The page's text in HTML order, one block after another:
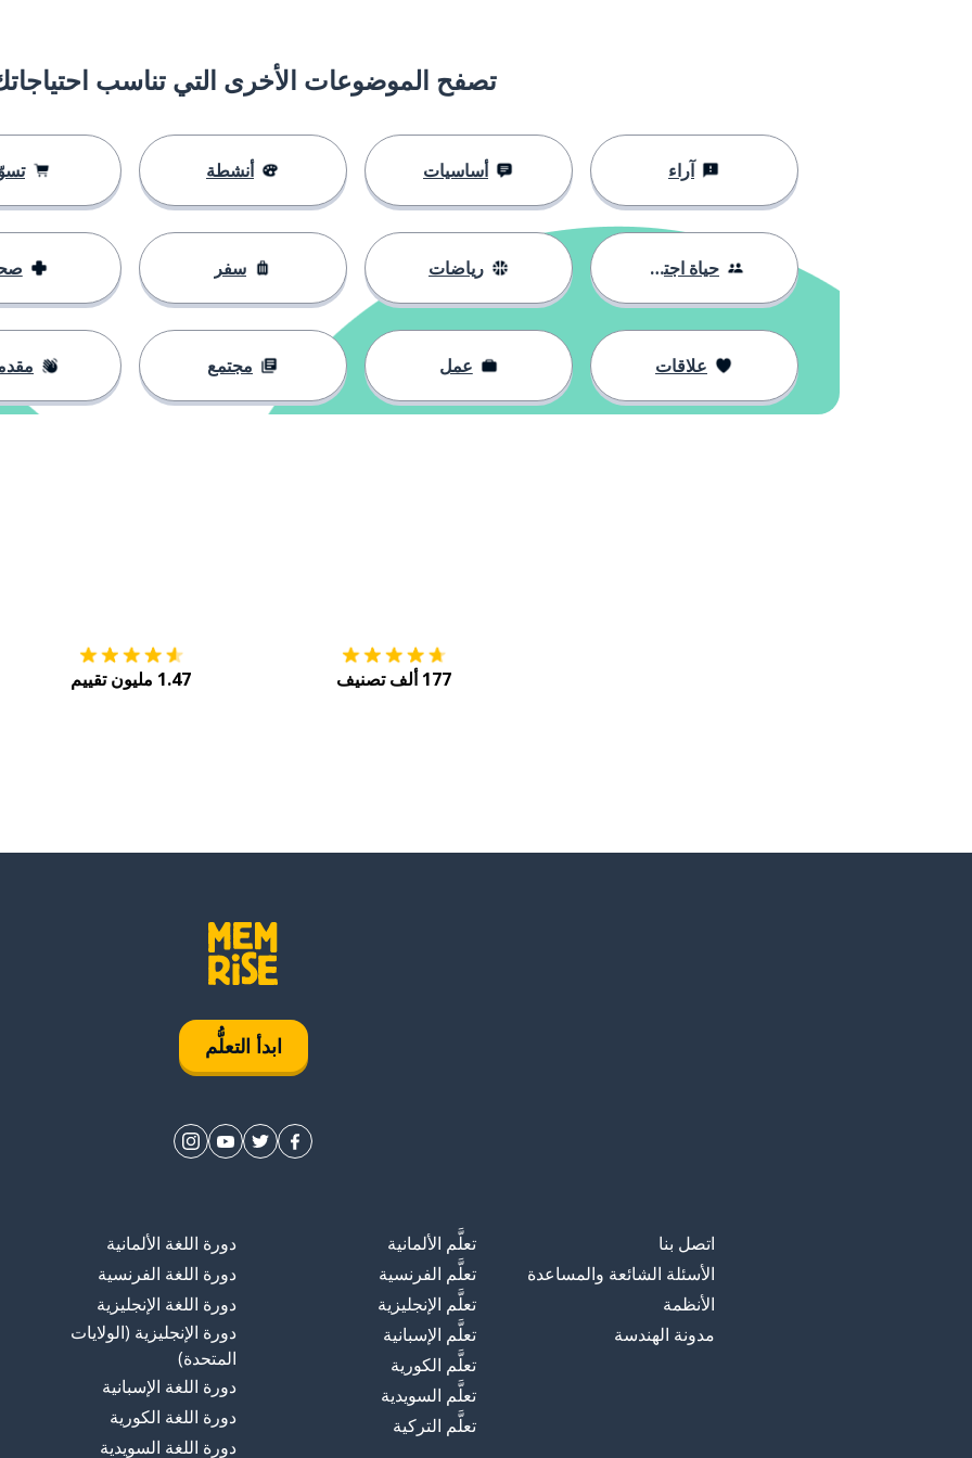
تصفح الموضوعات الأخرى التي تناسب
آراء أساسيات أنشطة
حياة اجتماعية رياضات سفر
علاقات عمل مجتمع
177 ألف تصنيف 1.47 مليون تقييم
ابدأ التعلُّم
اتصل بنا
الأسئلة الشائعة والمساعدة
الأنظمة
مدونة الهندسة
تعلَّم الألمانية
تعلَّم الفرنسية
تعلَّم الإنجليزية
تعلَّم الإسبانية
تعلَّم الكورية
تعلَّم السويدية
تعلَّم التركية
دورة اللغة الألمانية
دورة اللغة الفرنسية
دورة اللغة الإنجليزية
دورة الإنجليزية (الولايات
المتحدة)
دورة اللغة الإسبانية
دورة اللغة الكورية
دورة اللغة السويدية